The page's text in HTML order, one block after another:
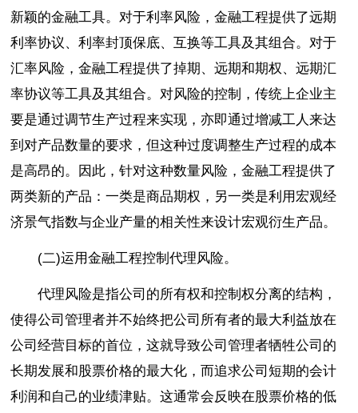
新颖的金融工具。对于利率风险，金融工程提供了远期
利率协议、利率封顶保底、互换等工具及其组合。对于
汇率风险，金融工程提供了掉期、远期和期权、远期汇
率协议等工具及其组合。对风险的控制，传统上企业主
要是通过调节生产过程来实现，亦即通过增减工人来达
到对产品数量的要求，但这种过度调整生产过程的成本
是高昂的。因此，针对这种数量风险，金融工程提供了
两类新的产品：一类是商品期权，另一类是利用宏观经
济景气指数与企业产量的相关性来设计宏观衍生产品。
(二)运用金融工程控制代理风险。
代理风险是指公司的所有权和控制权分离的结构，
使得公司管理者并不始终把公司所有者的最大利益放在
公司经营目标的首位，这就导致公司管理者牺牲公司的
长期发展和股票价格的最大化，而追求公司短期的会计
利润和自己的业绩津贴。这通常会反映在股票价格的低